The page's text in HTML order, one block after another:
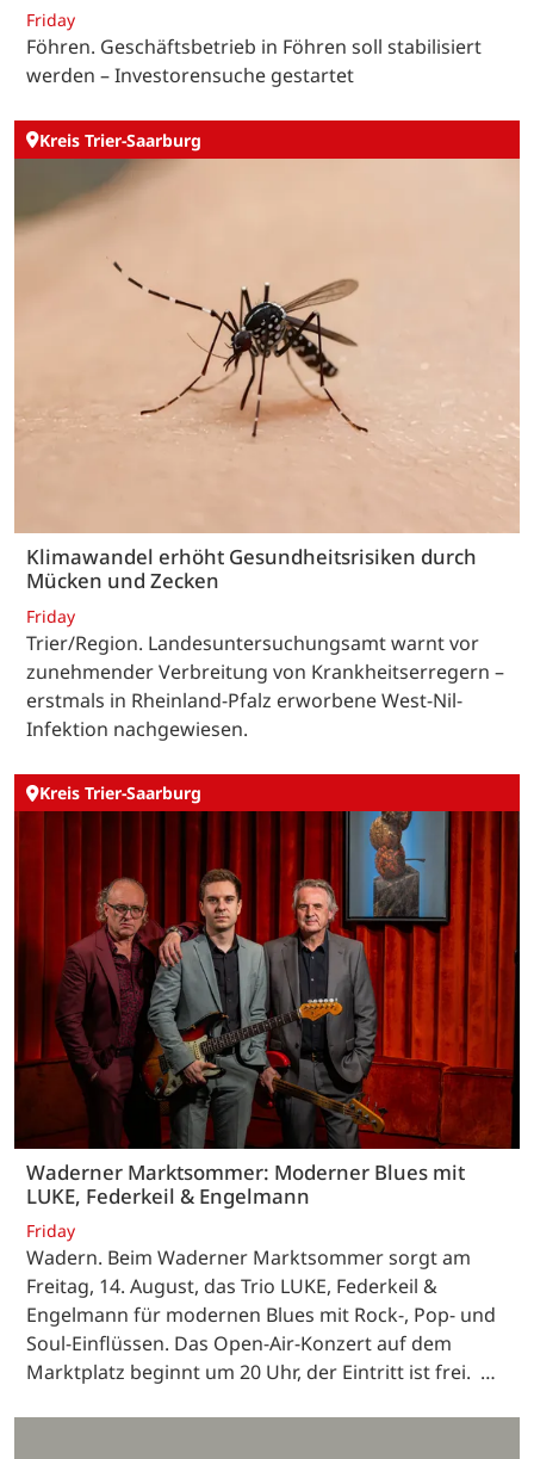
Friday
Föhren. Geschäftsbetrieb in Föhren soll stabilisiert
werden – Investorensuche gestartet
Kreis Trier-Saarburg
Klimawandel erhöht Gesundheitsrisiken durch
Mücken und Zecken
Friday
Trier/Region. Landesuntersuchungsamt warnt vor
zunehmender Verbreitung von Krankheitserregern –
erstmals in Rheinland-Pfalz erworbene West-Nil-
Infektion nachgewiesen.
Kreis Trier-Saarburg
Waderner Marktsommer: Moderner Blues mit
LUKE, Federkeil & Engelmann
Friday
Wadern. Beim Waderner Marktsommer sorgt am
Freitag, 14. August, das Trio LUKE, Federkeil &
Engelmann für modernen Blues mit Rock-, Pop- und
Soul-Einflüssen. Das Open-Air-Konzert auf dem
Marktplatz beginnt um 20 Uhr, der Eintritt ist frei. …